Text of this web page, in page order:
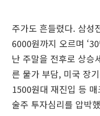
주가도 흔들렸다. 삼성
6000원까지 오르며
난 주말을 전후로 상승
른 물가 부담, 미국 장
1500원대 재진입 등
술주 투자심리를 압박